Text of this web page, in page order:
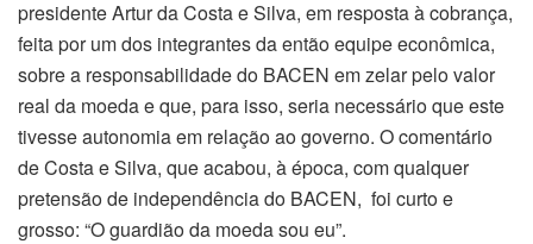
presidente Artur da Costa e Silva, em resposta à cobrança,
feita por um dos integrantes da então equipe econômica,
sobre a responsabilidade do BACEN em zelar pelo valor
real da moeda e que, para isso, seria necessário que este
tivesse autonomia em relação ao governo. O comentário
de Costa e Silva, que acabou, à época, com qualquer
pretensão de independência do BACEN, foi curto e
grosso: “O guardião da moeda sou eu”.